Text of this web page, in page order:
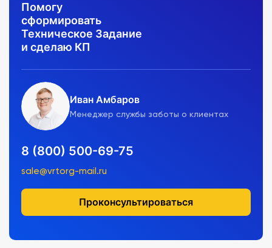
Помогу
сформировать
Техническое Задание
и сделаю КП
Иван Амбаров
Менеджер службы заботы о клиентах
8 (800) 500-69-75
sale@vrtorg-mail.ru
Проконсультироваться